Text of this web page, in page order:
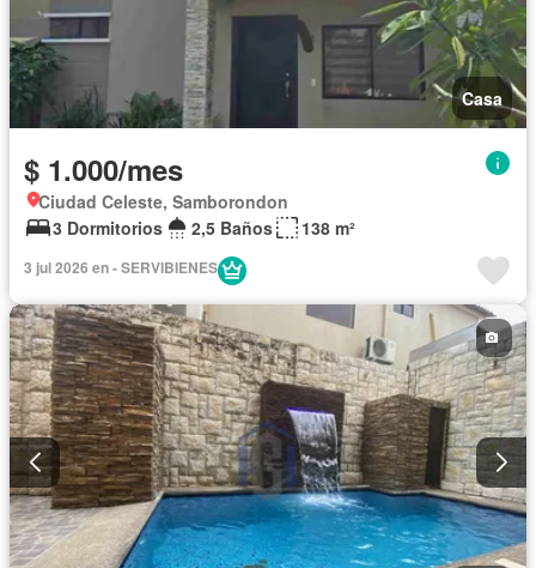
Casa
$ 1.000/mes
Ciudad Celeste, Samborondon
3 Dormitorios
2,5 Baños 138 m²
3 jul 2026 en - SERVIBIENES